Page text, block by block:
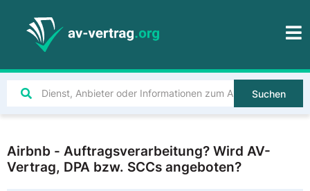
Suchen
Airbnb - Auftragsverarbeitung? Wird AV-
Vertrag, DPA bzw. SCCs angeboten?